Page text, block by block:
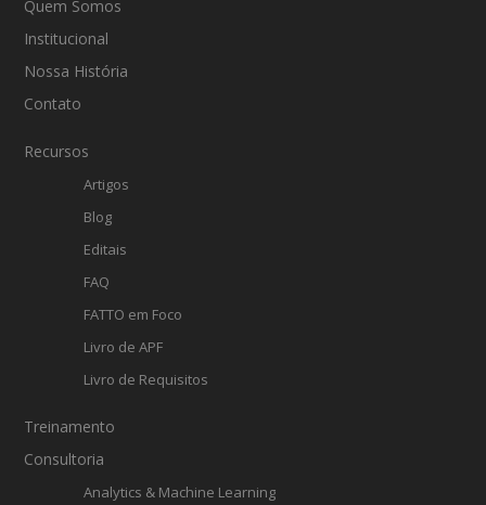
Quem Somos
Institucional
Nossa História
Contato
Recursos
Artigos
Blog
Editais
FAQ
FATTO em Foco
Livro de APF
Livro de Requisitos
Treinamento
Consultoria
Analytics & Machine Learning